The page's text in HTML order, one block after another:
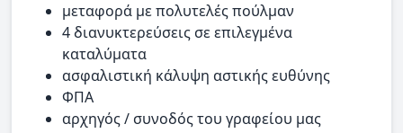
μεταφορά με πολυτελές πούλμαν
4 διανυκτερεύσεις σε επιλεγμένα
καταλύματα
ασφαλιστική κάλυψη αστικής ευθύνης
ΦΠΑ
αρχηγός / συνοδός του γραφείου μας